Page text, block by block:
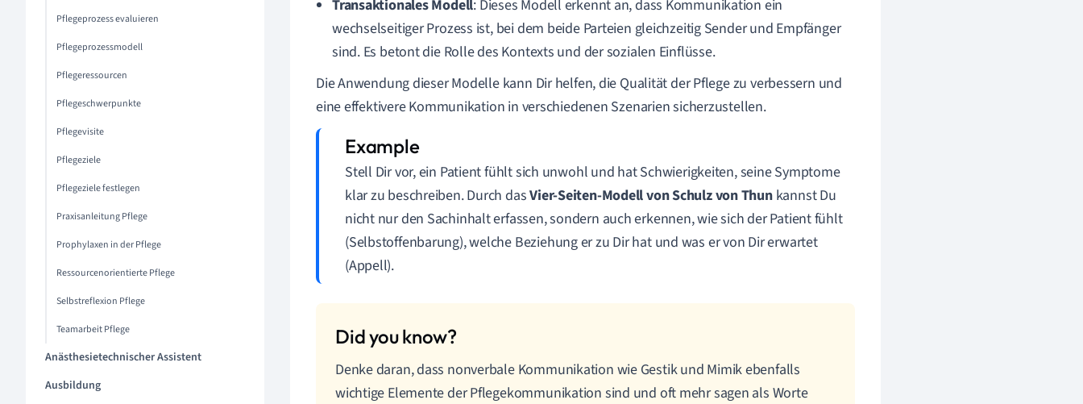
Pflegeprozess evaluieren
Pflegeprozessmodell
Pflegeressourcen
Pflegeschwerpunkte
Pflegevisite
Pflegeziele
Pflegeziele festlegen
Praxisanleitung Pflege
Prophylaxen in der Pflege
Ressourcenorientierte Pflege
Selbstreflexion Pflege
Teamarbeit Pflege
Anästhesietechnischer Assistent
Ausbildung
Transaktionales Modell: Dieses Modell erkennt an, dass Kommunikation ein
wechselseitiger Prozess ist, bei dem beide Parteien gleichzeitig Sender und Empfänger
sind. Es betont die Rolle des Kontexts und der sozialen Einflüsse.
Die Anwendung dieser Modelle kann Dir helfen, die Qualität der Pflege zu verbessern und
eine effektivere Kommunikation in verschiedenen Szenarien sicherzustellen.
Stell Dir vor, ein Patient fühlt sich unwohl und hat Schwierigkeiten, seine Symptome
klar zu beschreiben. Durch dasVier-Seiten-Modell von Schulz von Thunkannst Du
nicht nur den Sachinhalt erfassen, sondern auch erkennen, wie sich der Patient fühlt
(Selbstoffenbarung), welche Beziehung er zu Dir hat und was er von Dir erwartet
(Appell).
Denke daran, dass nonverbale Kommunikation wie Gestik und Mimik ebenfalls
wichtige Elemente der Pflegekommunikation sind und oft mehr sagen als Worte